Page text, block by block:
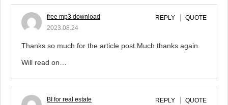
free mp3 download
2023.08.24
REPLY QUOTE
Thanks so much for the article post.Much thanks again.
Will read on…
BI for real estate
REPLY QUOTE